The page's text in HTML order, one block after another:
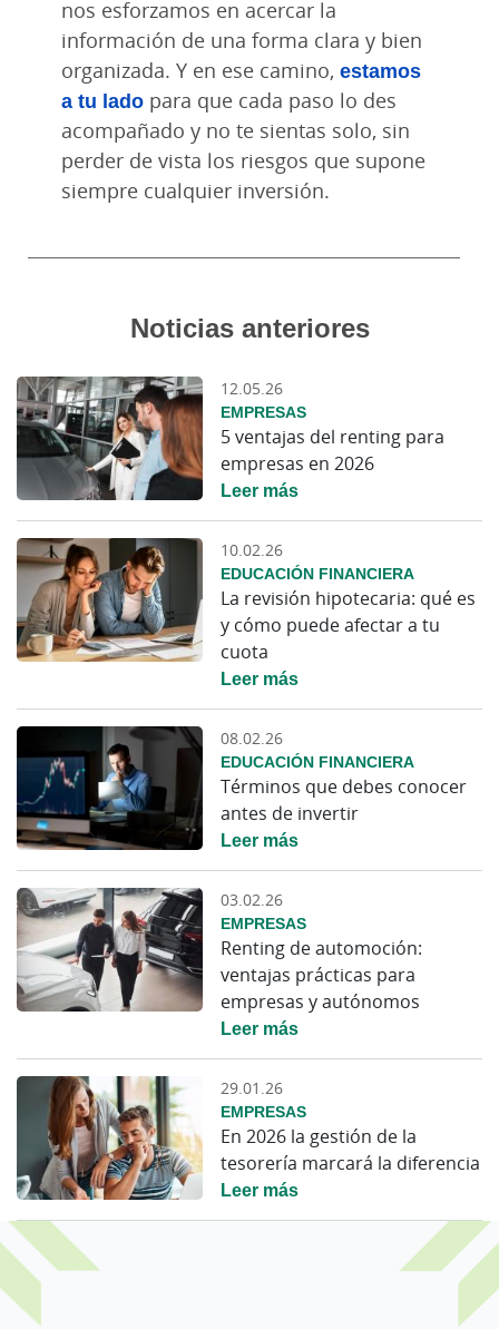
nos esforzamos en acercar la
información de una forma clara y bien
organizada. Y en ese camino, estamos
a tu lado para que cada paso lo des
acompañado y no te sientas solo, sin
perder de vista los riesgos que supone
siempre cualquier inversión.
Noticias anteriores
12.05.26
EMPRESAS
5 ventajas del renting para
empresas en 2026
Leer más
10.02.26
EDUCACIÓN FINANCIERA
La revisión hipotecaria: qué es
y cómo puede afectar a tu
cuota
Leer más
08.02.26
EDUCACIÓN FINANCIERA
Términos que debes conocer
antes de invertir
Leer más
03.02.26
EMPRESAS
Renting de automoción:
ventajas prácticas para
empresas y autónomos
Leer más
29.01.26
EMPRESAS
En 2026 la gestión de la
tesorería marcará la diferencia
Leer más